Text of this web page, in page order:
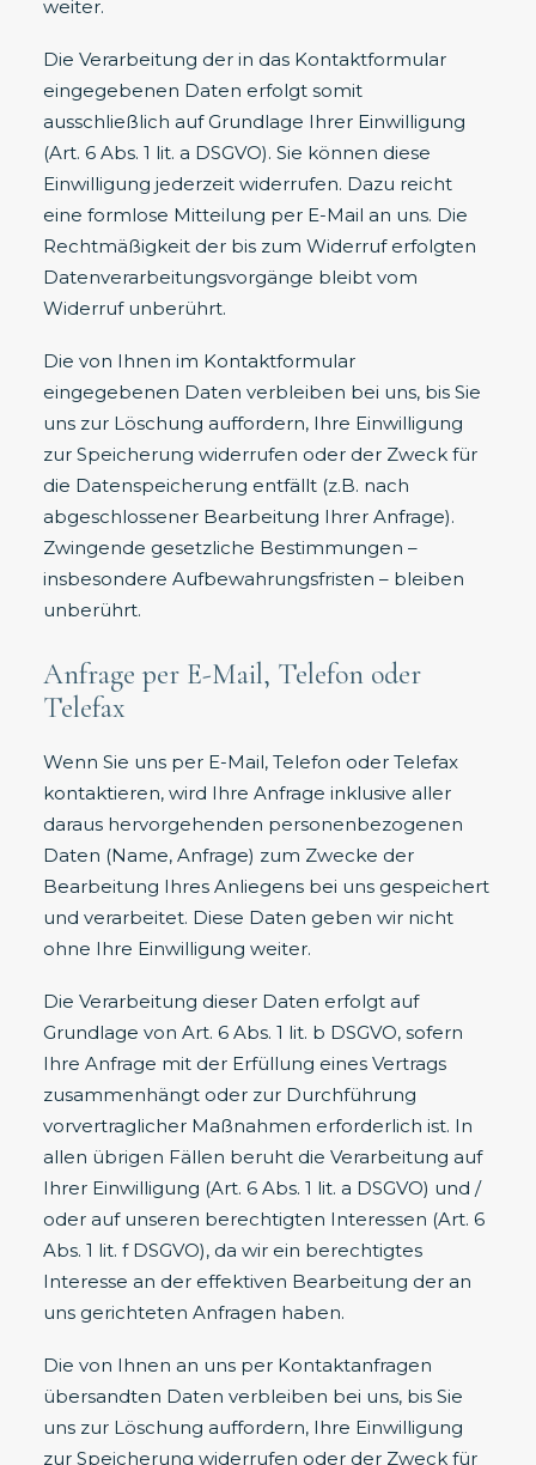
weiter.
Die Verarbeitung der in das Kontaktformular
eingegebenen Daten erfolgt somit
ausschließlich auf Grundlage Ihrer Einwilligung
(Art. 6 Abs. 1 lit. a DSGVO). Sie können diese
Einwilligung jederzeit widerrufen. Dazu reicht
eine formlose Mitteilung per E-Mail an uns. Die
Rechtmäßigkeit der bis zum Widerruf erfolgten
Datenverarbeitungsvorgänge bleibt vom
Widerruf unberührt.
Die von Ihnen im Kontaktformular
eingegebenen Daten verbleiben bei uns, bis Sie
uns zur Löschung auffordern, Ihre Einwilligung
zur Speicherung widerrufen oder der Zweck für
die Datenspeicherung entfällt (z.B. nach
abgeschlossener Bearbeitung Ihrer Anfrage).
Zwingende gesetzliche Bestimmungen –
insbesondere Aufbewahrungsfristen – bleiben
unberührt.
Anfrage per E-Mail, Telefon oder
Telefax
Wenn Sie uns per E-Mail, Telefon oder Telefax
kontaktieren, wird Ihre Anfrage inklusive aller
daraus hervorgehenden personenbezogenen
Daten (Name, Anfrage) zum Zwecke der
Bearbeitung Ihres Anliegens bei uns gespeichert
und verarbeitet. Diese Daten geben wir nicht
ohne Ihre Einwilligung weiter.
Die Verarbeitung dieser Daten erfolgt auf
Grundlage von Art. 6 Abs. 1 lit. b DSGVO, sofern
Ihre Anfrage mit der Erfüllung eines Vertrags
zusammenhängt oder zur Durchführung
vorvertraglicher Maßnahmen erforderlich ist. In
allen übrigen Fällen beruht die Verarbeitung auf
Ihrer Einwilligung (Art. 6 Abs. 1 lit. a DSGVO) und /
oder auf unseren berechtigten Interessen (Art. 6
Abs. 1 lit. f DSGVO), da wir ein berechtigtes
Interesse an der effektiven Bearbeitung der an
uns gerichteten Anfragen haben.
Die von Ihnen an uns per Kontaktanfragen
übersandten Daten verbleiben bei uns, bis Sie
uns zur Löschung auffordern, Ihre Einwilligung
zur Speicherung widerrufen oder der Zweck für